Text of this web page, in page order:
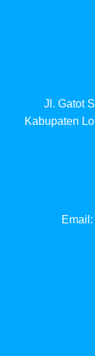
Jl. Gatot
Kabupaten
Email: